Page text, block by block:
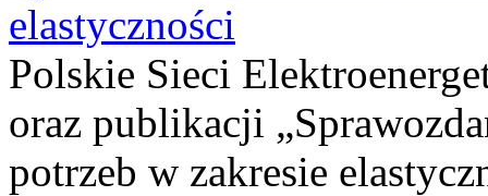
elastyczności
Polskie Sieci
oraz publikacji
potrzeb w zakresie